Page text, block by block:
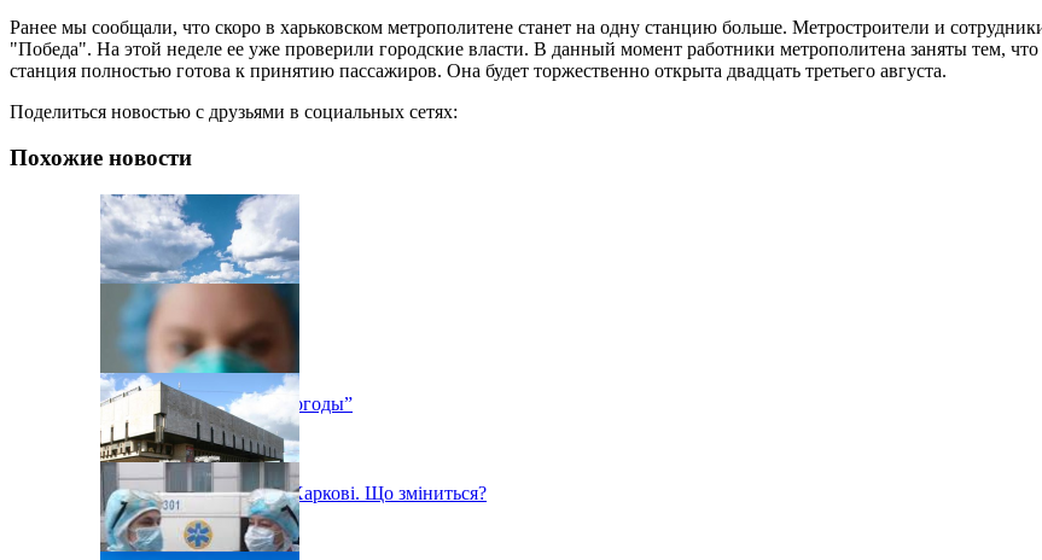
Ранее мы сообщали, что скоро в харьковском метрополитене станет на одну станцию больше. Метростроители и
"Победа". На этой неделе ее уже проверили городские власти. В данный момент работники метрополитена заняты тем,
станция полностью готова к принятию пассажиров. Она будет торжественно открыта двадцать третьего августа.
Поделиться новостью с друзьями в социальных сетях:
Похожие новости
Выставка “Дневники погоды”
«Помаранчева» зона у Харкові. Що зміниться?